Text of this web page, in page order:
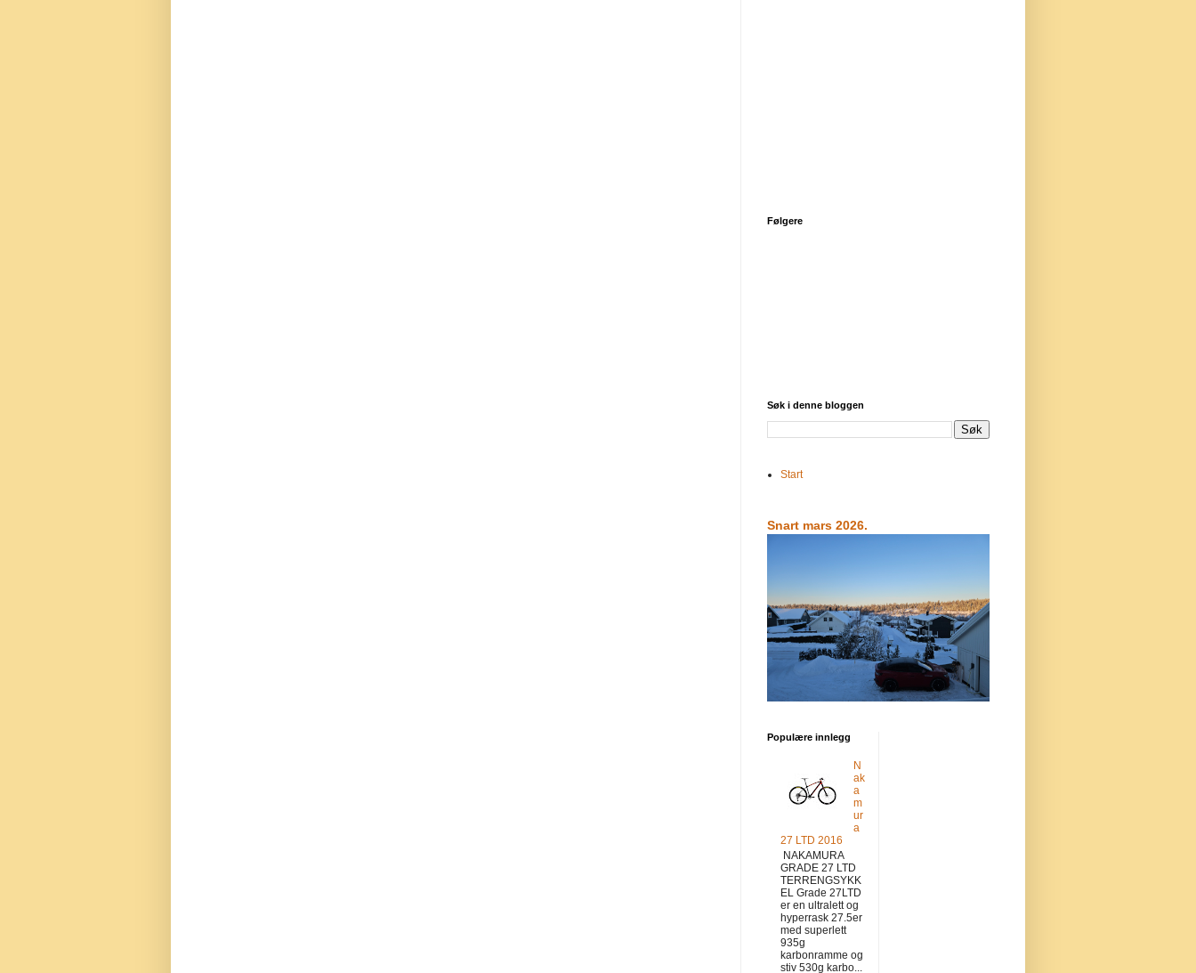
Følgere
Søk i denne bloggen
Start
Snart mars 2026.
Populære innlegg
N
ak
a
m
ur
a
27 LTD 2016
NAKAMURA
GRADE 27 LTD
TERRENGSYKK
EL Grade 27LTD
er en ultralett og
hyperrask 27.5er
med superlett
935g
karbonramme og
stiv 530g karbo...